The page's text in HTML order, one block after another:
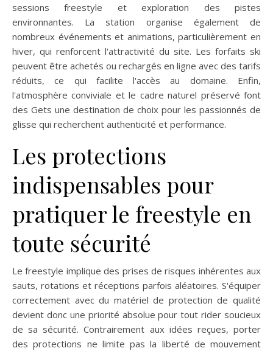
sessions freestyle et exploration des pistes
environnantes. La station organise également de
nombreux événements et animations, particulièrement en
hiver, qui renforcent l'attractivité du site. Les forfaits ski
peuvent être achetés ou rechargés en ligne avec des tarifs
réduits, ce qui facilite l'accès au domaine. Enfin,
l'atmosphère conviviale et le cadre naturel préservé font
des Gets une destination de choix pour les passionnés de
glisse qui recherchent authenticité et performance.
Les protections
indispensables pour
pratiquer le freestyle en
toute sécurité
Le freestyle implique des prises de risques inhérentes aux
sauts, rotations et réceptions parfois aléatoires. S'équiper
correctement avec du matériel de protection de qualité
devient donc une priorité absolue pour tout rider soucieux
de sa sécurité. Contrairement aux idées reçues, porter
des protections ne limite pas la liberté de mouvement